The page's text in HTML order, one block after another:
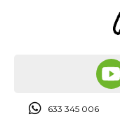
633 345 006